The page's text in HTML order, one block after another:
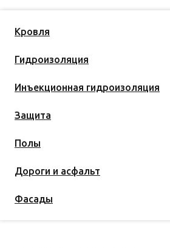
Кровля
Гидроизоляция
Инъекционная гидроизоляция
Защита
Полы
Дороги и асфальт
Фасады